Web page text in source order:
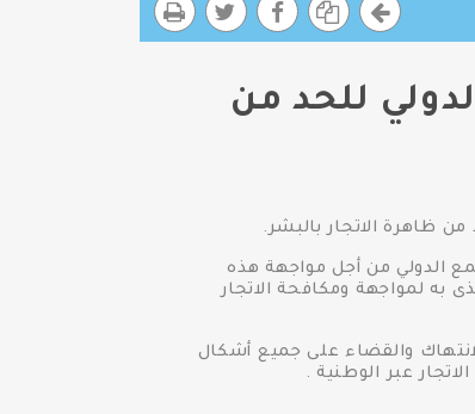
للحد من
ظاهرة الاتجار بالبشر.
الدولي من أجل مواجهة هذه
به لمواجهة ومكافحة الاتجار
والقضاء على جميع أشكال
عبر الوطنية .